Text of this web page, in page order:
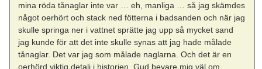
mina röda tånaglar inte var … eh, manliga … så jag skämdes
något oerhört och stack ned fötterna i badsanden och när jag
skulle springa ner i vattnet sprätte jag upp så mycket sand
jag kunde för att det inte skulle synas att jag hade målade
tånaglar. Det var jag som målade naglarna. Och det är en
oerhörd viktig detalj i historien. Gud bevare mig väl om